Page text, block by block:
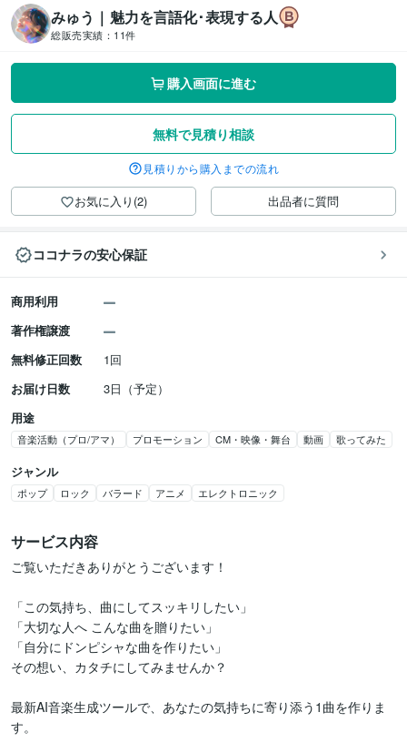
みゅう｜魅力を言語化･表現する人
総販売実績： 11件
購入画面に進む
無料で見積り相談
見積りから購入までの流れ
お気に入り(2) 出品者に質問
ココナラの安心保証
商用利用
著作権譲渡
無料修正回数
1回
お届け日数
3日（予定）
用途
音楽活動（プロ/アマ） プロモーション CM・映像・舞台 動画 歌ってみた
ジャンル
ポップ ロック バラード アニメ エレクトロニック
サービス内容
ご覧いただきありがとうございます！
「この気持ち、曲にしてスッキリしたい」
「大切な人へ こんな曲を贈りたい」
「自分にドンピシャな曲を作りたい」
その想い、カタチにしてみませんか？
最新AI音楽生成ツールで、あなたの気持ちに寄り添う1曲を作りま
す。